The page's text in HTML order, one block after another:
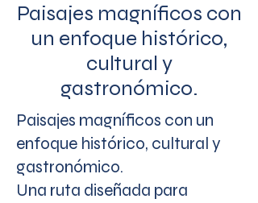
Paisajes magníficos con
un enfoque histórico,
cultural y
gastronómico.
Paisajes magníficos con un
enfoque histórico, cultural y
gastronómico.
Una ruta diseñada para